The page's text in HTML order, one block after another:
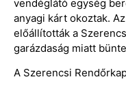
vendéglátó egység
anyagi kárt okoztak.
előállították a
garázdaság miatt
A Szerencsi